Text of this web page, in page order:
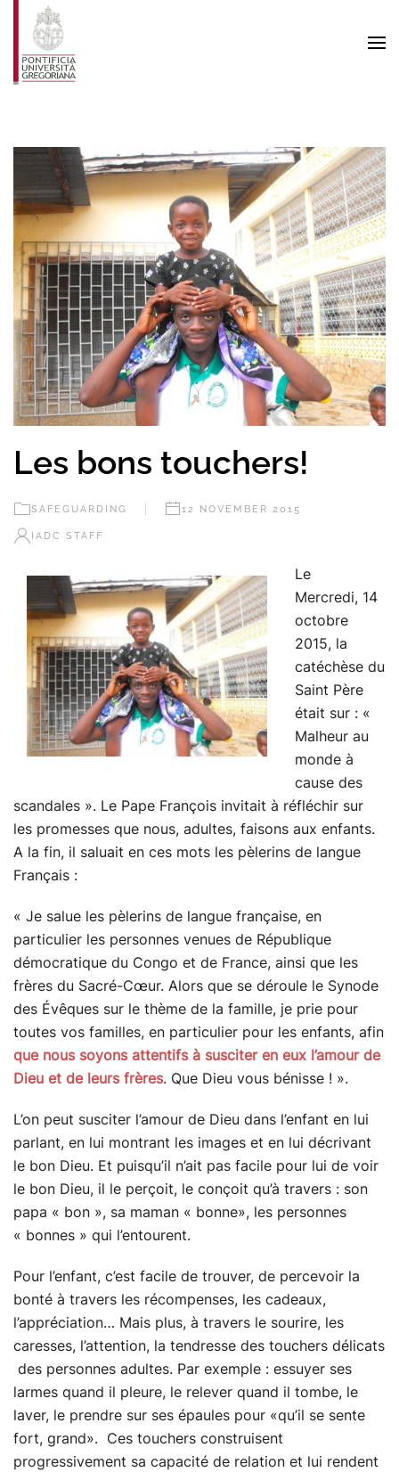
Skip to main content
Les bons touchers!
SAFEGUARDING 12 NOVEMBER 2015
IADC STAFF
Le
Mercredi, 14
octobre
2015, la
catéchèse du
Saint Père
était sur : «
Malheur au
monde à
cause des
scandales ». Le Pape François invitait à réfléchir sur
les promesses que nous, adultes, faisons aux enfants.
A la fin, il saluait en ces mots les pèlerins de langue
Français :
« Je salue les pèlerins de langue française, en
particulier les personnes venues de République
démocratique du Congo et de France, ainsi que les
frères du Sacré-Cœur. Alors que se déroule le Synode
des Évêques sur le thème de la famille, je prie pour
toutes vos familles, en particulier pour les enfants, afin
que nous soyons attentifs à susciter en eux l’amour de
Dieu et de leurs frères. Que Dieu vous bénisse ! ».
L’on peut susciter l’amour de Dieu dans l’enfant en lui
parlant, en lui montrant les images et en lui décrivant
le bon Dieu. Et puisqu’il n’ait pas facile pour lui de voir
le bon Dieu, il le perçoit, le conçoit qu’à travers : son
papa « bon », sa maman « bonne», les personnes
« bonnes » qui l’entourent.
Pour l’enfant, c’est facile de trouver, de percevoir la
bonté à travers les récompenses, les cadeaux,
l’appréciation… Mais plus, à travers le sourire, les
caresses, l’attention, la tendresse des touchers délicats
des personnes adultes. Par exemple : essuyer ses
larmes quand il pleure, le relever quand il tombe, le
laver, le prendre sur ses épaules pour «qu’il se sente
fort, grand». Ces touchers construisent
progressivement sa capacité de relation et lui rendent